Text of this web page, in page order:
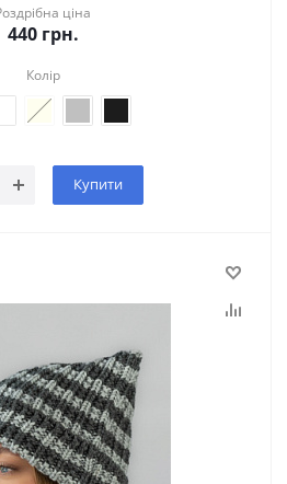
ціна
440грн.
Колір
Купити